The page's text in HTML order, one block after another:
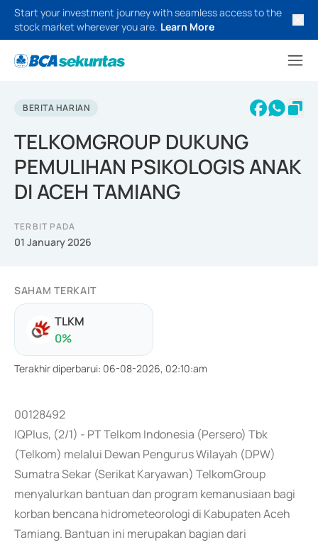
Start your investment journey with seamless access to the
stock market wherever you are. Learn More
BERITA HARIAN
TELKOMGROUP DUKUNG
PEMULIHAN PSIKOLOGIS ANAK
DI ACEH TAMIANG
TERBIT PADA
01 January 2026
SAHAM TERKAIT
TLKM
0%
Terakhir diperbarui: 06-08-2026, 02:10:am
00128492
IQPlus, (2/1) - PT Telkom Indonesia (Persero) Tbk
(Telkom) melalui Dewan Pengurus Wilayah (DPW)
Sumatra Sekar (Serikat Karyawan) TelkomGroup
menyalurkan bantuan dan program kemanusiaan bagi
korban bencana hidrometeorologi di Kabupaten Aceh
Tamiang. Bantuan ini merupakan bagian dari